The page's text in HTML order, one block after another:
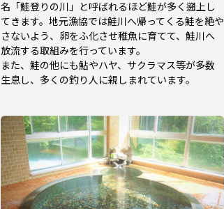
名「鮭登りの川」と呼ばれるほど鮭が多く遡上し
てきます。地元漁協では鮭川へ帰ってくる鮭を絶や
さないよう、卵をふ化させ稚魚に育てて、鮭川へ
放流する取組みを行っています。
また、鮭の他にも鮎やハヤ、サクラマス等が多数
生息し、多くの釣り人に親しまれています。